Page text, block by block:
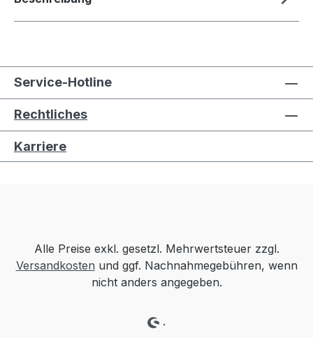
Service-Hotline
Rechtliches
Karriere
Alle Preise exkl. gesetzl. Mehrwertsteuer zzgl.
Versandkosten und ggf. Nachnahmegebühren, wenn
nicht anders angegeben.
.